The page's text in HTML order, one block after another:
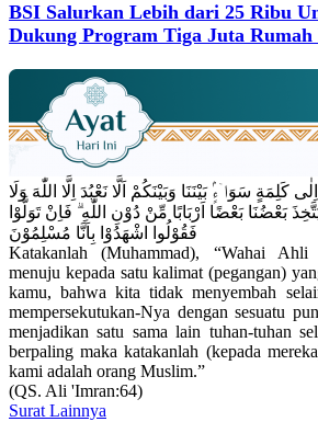
BSI Salurkan Lebih dari 25 Ribu
Dukung Program Tiga Juta Rumah
كَلِمَةٍ سَوَاۤءٍۢ بَيْنَنَا وَبَيْنَكُمْ اَلَّا نَعْبُدَ اِلَّا اللّٰهَ وَلَا
بَعْضُنَا بَعْضًا اَرْبَابًا مِّنْ دُوْنِ اللّٰهِ ۗ فَاِنْ تَوَلَّوْا
فَقُوْلُوا اشْهَدُوْا بِاَنَّا مُسْلِمُوْنَ
Katakanlah (Muhammad), “Wahai
menuju kepada satu kalimat (pegangan)
kamu, bahwa kita tidak menyembah
mempersekutukan-Nya dengan sesuatu
menjadikan satu sama lain tuhan-tuhan
berpaling maka katakanlah (kepada
kami adalah orang Muslim.”
(QS. Ali 'Imran:64)
Surat Lainnya